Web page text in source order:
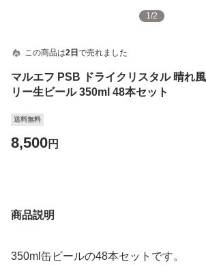
1/2
この商品は2日 で売れました
マルエフ PSB ドライクリスタル 晴れ
リー生ビール 350ml 48本セット
送料無料
8,500円
商品説明
350ml缶ビールの48本セットです。